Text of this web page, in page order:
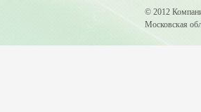
© 2012
Московская